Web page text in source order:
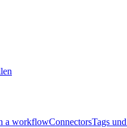
a workflowConnectorsTags